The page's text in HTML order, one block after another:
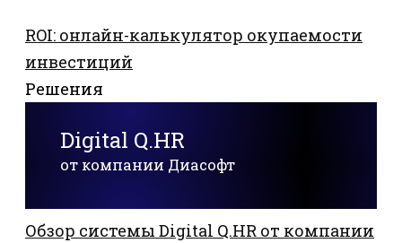
ROI: онлайн-калькулятор окупаемости
инвестиций
Решения
Digital Q.HR
от компании Диасофт
Обзор системы Digital Q.HR от компании